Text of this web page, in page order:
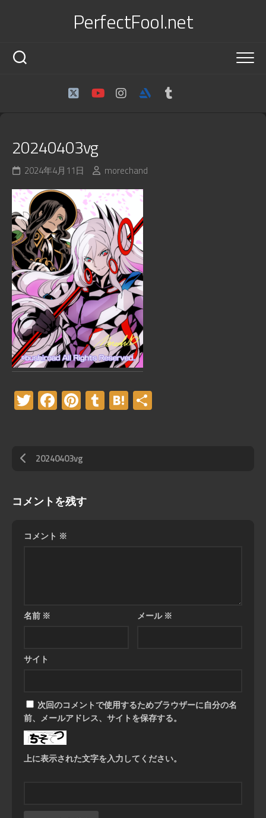
PerfectFool.net
20240403vg
2024年4月11日 morechand
Twitter
Facebook
Pinterest
TumblrHatena
20240403vg
コメントを残す
コメント ※
名前 ※ メール※
サイト
次回のコメントで使用するためブラウザーに自分の名
前、メールアドレス、サイトを保存する。
上に表示された文字を入力してください。